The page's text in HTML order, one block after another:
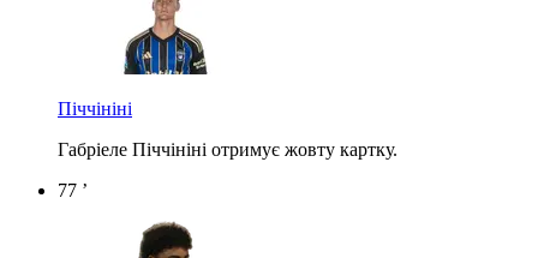
Піччініні
Габріеле Піччініні отримує жовту картку.
77 ’